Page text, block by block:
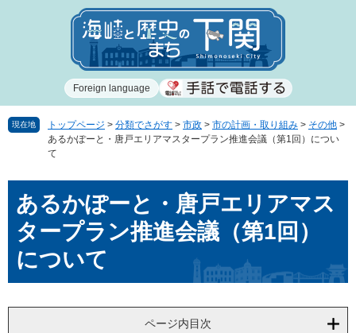
で
ば
Foreign language
現在地 トップページ > 分類でさがす > 市政 > 市の計画・取り組み > その他 >
あるかぽーと・唐戸エリアマスタープラン推進会議（第1回）につい
て
文あるかぽーと・唐戸エリアマス
タープラン推進会議（第1回）
について
ページ内目次